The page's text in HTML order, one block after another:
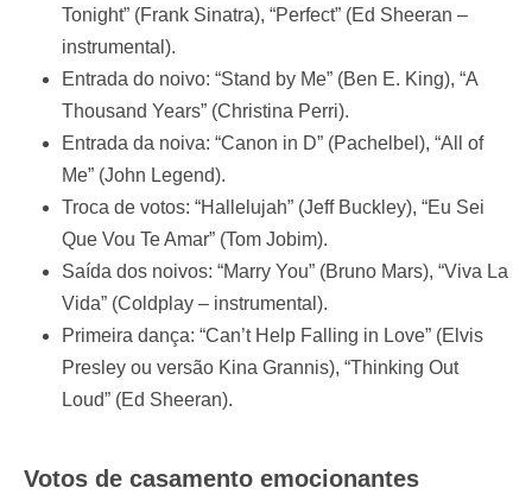
Tonight” (Frank Sinatra), “Perfect” (Ed Sheeran –
instrumental).
Entrada do noivo: “Stand by Me” (Ben E. King), “A
Thousand Years” (Christina Perri).
Entrada da noiva: “Canon in D” (Pachelbel), “All of
Me” (John Legend).
Troca de votos: “Hallelujah” (Jeff Buckley), “Eu Sei
Que Vou Te Amar” (Tom Jobim).
Saída dos noivos: “Marry You” (Bruno Mars), “Viva La
Vida” (Coldplay – instrumental).
Primeira dança: “Can’t Help Falling in Love” (Elvis
Presley ou versão Kina Grannis), “Thinking Out
Loud” (Ed Sheeran).
Votos de casamento emocionantes